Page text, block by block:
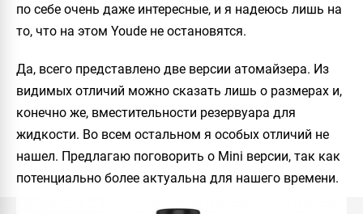
по себе очень даже интересные, и я надеюсь лишь на
то, что на этом Youde не остановятся.
Да, всего представлено две версии атомайзера. Из
видимых отличий можно сказать лишь о размерах и,
конечно же, вместительности резервуара для
жидкости. Во всем остальном я особых отличий не
нашел. Предлагаю поговорить о Mini версии, так как
потенциально более актуальна для нашего времени.